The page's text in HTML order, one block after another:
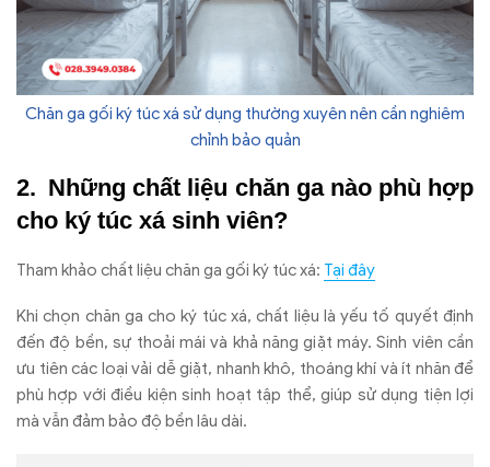
Chăn ga gối ký túc xá sử dụng thường xuyên nên cần nghiêm
chỉnh bảo quản
Những chất liệu chăn ga nào phù hợp
cho ký túc xá sinh viên?
Tham khảo chất liệu chăn ga gối ký túc xá: Tại đây
Khi chọn chăn ga cho ký túc xá, chất liệu là yếu tố quyếtđịnh
đếnđộ bền, sự thoải mái và khả năng giặt máy. Sinh viên cần
ưu tiên các loại vải dễ giặt, nhanh khô, thoáng khí và ít nhăn để
phù hợp vớiđiều kiện sinh hoạt tập thể, giúp sử dụng tiện lợi
mà vẫn đảm bảo độ bền lâu dài.